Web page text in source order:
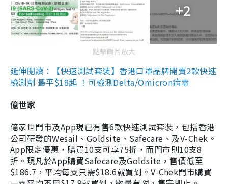
+2
點擊圖片放大
延伸閱讀：【快速測試套裝】香港口罩品牌開賣2款快速
檢測劑 最平$18起 ！可檢測Delta/Omicron病毒
億世家
億家世門市及App現已有售6款快速測試套裝，包括香港
公司研發的Wesail、Goldsite、Safecare、及V-Chek。
App限定優惠，購買10支可享75折，而門市則10支8
折。現凡於App購買Safecare及Goldsite，售價低至
$186.7，平均每支只需$18.6就買到。V-Chek門市購買